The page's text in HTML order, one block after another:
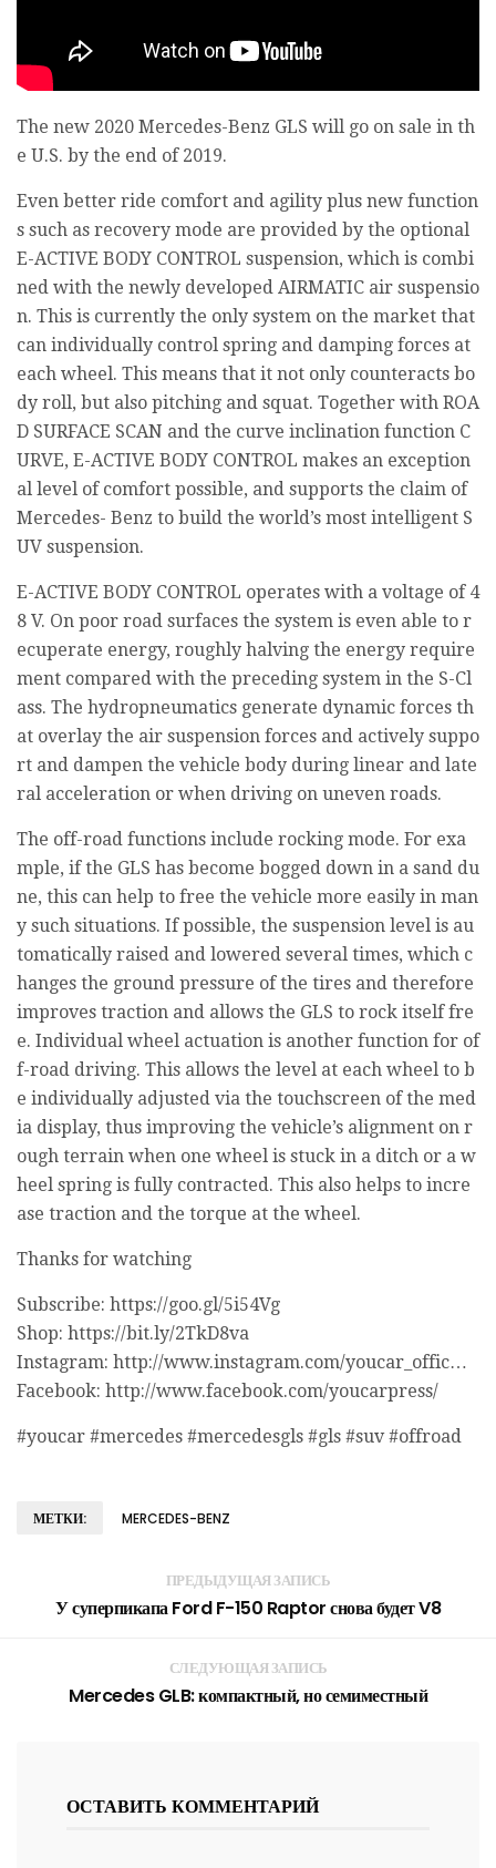
The new 2020 Mercedes-Benz GLS will go on sale in th
e U.S. by the end of 2019.
Even better ride comfort and agility plus new function
s such as recovery mode are provided by the optional
E-ACTIVE BODY CONTROL suspension, which is combi
ned with the newly developed AIRMATIC air suspensio
n. This is currently the only system on the market that
can individually control spring and damping forces at
each wheel. This means that it not only counteracts bo
dy roll, but also pitching and squat. Together with ROA
D SURFACE SCAN and the curve inclination function C
URVE, E-ACTIVE BODY CONTROL makes an exception
al level of comfort possible, and supports the claim of
Mercedes- Benz to build the world’s most intelligent S
UV suspension.
E-ACTIVE BODY CONTROL operates with a voltage of 4
8 V. On poor road surfaces the system is even able to r
ecuperate energy, roughly halving the energy require
ment compared with the preceding system in the S-Cl
ass. The hydropneumatics generate dynamic forces th
at overlay the air suspension forces and actively suppo
rt and dampen the vehicle body during linear and late
ral acceleration or when driving on uneven roads.
The off-road functions include rocking mode. For exa
mple, if the GLS has become bogged down in a sand du
ne, this can help to free the vehicle more easily in man
y such situations. If possible, the suspension level is au
tomatically raised and lowered several times, which c
hanges the ground pressure of the tires and therefore
improves traction and allows the GLS to rock itself fre
e. Individual wheel actuation is another function for of
f-road driving. This allows the level at each wheel to b
e individually adjusted via the touchscreen of the med
ia display, thus improving the vehicle’s alignment on r
ough terrain when one wheel is stuck in a ditch or a w
heel spring is fully contracted. This also helps to incre
ase traction and the torque at the wheel.
Thanks for watching
Subscribe: https://goo.gl/5i54Vg
Shop: https://bit.ly/2TkD8va
Instagram: http://www.instagram.com/youcar_offic…
Facebook: http://www.facebook.com/youcarpress/
#youcar #mercedes #mercedesgls #gls #suv #offroad
МЕТКИ: MERCEDES-BENZ
ПРЕДЫДУЩАЯ ЗАПИСЬ
У суперпикапа Ford F-150 Raptor снова будет V8
СЛЕДУЮЩАЯ ЗАПИСЬ
Mercedes GLB: компактный, но семиместный
ОСТАВИТЬ КОММЕНТАРИЙ